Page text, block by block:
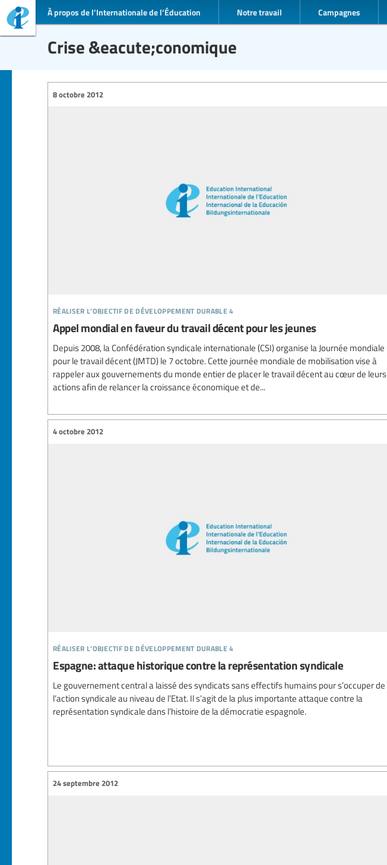
À propos de l’Internationale de l’Éducation Notre travail Campagnes
Crise &eacute;conomique
réaliser l’objectif de développement durable 4
8 octobre 2012
Appel mondial en faveur du travail décent pour les jeunes
Depuis 2008, la Confédération syndicale internationale (CSI) organise la Journée mondiale
pour le travail décent (JMTD) le 7 octobre. Cette journée mondiale de mobilisation vise à
rappeler aux gouvernements du monde entier de placer le travail décent au cœur de leurs
actions afin de relancer la croissance économique et de...
réaliser l’objectif de développement durable 4
4 octobre 2012
Espagne: attaque historique contre la représentation syndicale
Le gouvernement central a laissé des syndicats sans effectifs humains pour s’occuper de
l’action syndicale au niveau de l’Etat. Il s’agit de la plus importante attaque contre la
représentation syndicale dans l’histoire de la démocratie espagnole.
24 septembre 2012